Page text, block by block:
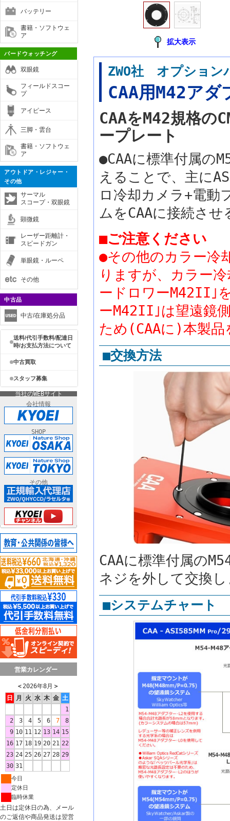
バッテリー
書籍・ソフトウェ
ア
バードウォッチング
双眼鏡
フィールドスコー
プ
アイピース
三脚・雲台
書籍・ソフトウェ
ア
アウトドア・レジャー・
その他
サーマル
スコープ・双眼鏡
顕微鏡
レーザー距離計・
スピードガン
単眼鏡・ルーペ
その他
中古品
中古/在庫処分品
送料/代引手数料/配達日
時/お支払方法について
中古買取
スタッフ募集
当社のWEBサイト
会社情報
SHOP
その他
営業カレンダー
＜ 2026年8月 ＞
日
月 火 水 木 金 土
1
2
3 4 5 6 7
8
9 10 11 12 13 14 15
16 17 18 19 20 21 22
23 24 25 26 27 28 29
30 31
今日
定休日
臨時休業
土日は定休日の為、メール
のご返信や商品発送は翌営
拡大表示
ZWO社 オプション
CAA用M42ア
CAAをM42規格の
ープレート
●CAAに標準付属の
えることで、主に
ロ冷却カメラ+電動
ムをCAAに接続さ
■ご注意ください
●その他のカラー冷
りますが、カラー
ードロワーM42II｣
ーM42II｣は望遠鏡
ため(CAAに)本製
■交換方法
CAAに標準付属の
ネジを外して交換
■システムチャート